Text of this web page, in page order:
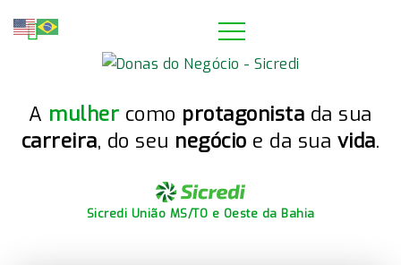
A mulher como protagonista da sua
carreira, do seu negócio e da sua vida.
Sicredi União MS/TO e Oeste da Bahia